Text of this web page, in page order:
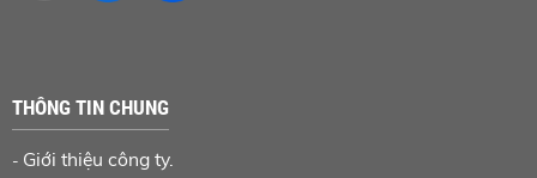
THÔNG TIN CHUNG
- Giới thiệu công ty.